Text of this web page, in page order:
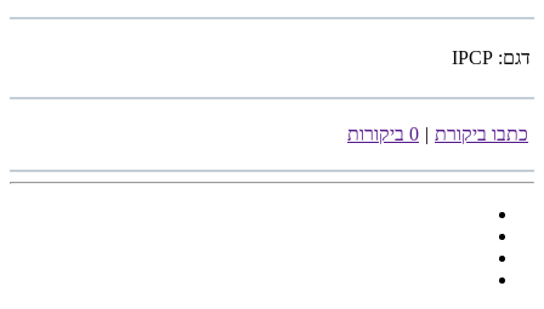
דגם: IPCP
כתבו ביקורת | 0 ביקורות